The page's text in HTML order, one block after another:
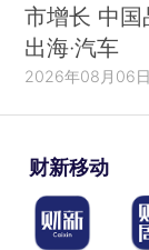
市增长 中国
出海·汽车
2026年08月06日
财新移动